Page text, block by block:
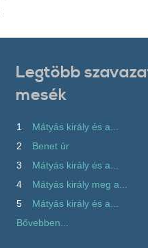
Legtöbb
mesék
1
Mátyás király és a...
2
Benet úr
3
Mátyás király és a...
4
Mátyás király meg a...
5
Mátyás király és a...
Bővebben...